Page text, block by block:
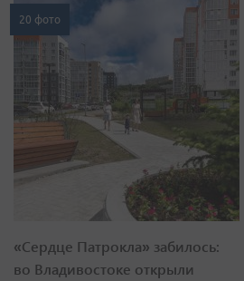
20 фото
«Сердце Патрокла» забилось:
во Владивостоке открыли